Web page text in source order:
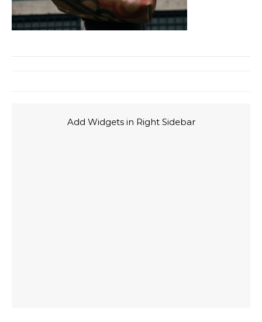
Add Widgets in Right Sidebar